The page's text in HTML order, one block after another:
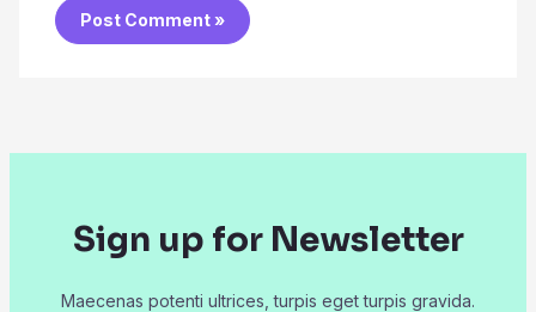
Sign up for Newsletter
Maecenas potenti ultrices, turpis eget turpis gravida.